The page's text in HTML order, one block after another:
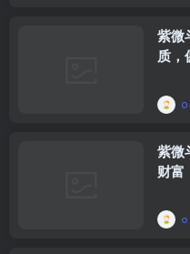
紫微
质，
紫微
财富